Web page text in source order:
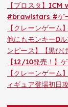
【ブロスタ】ICM
#brawlstars #ゲ
【クレーンゲー
他にもモンキーD
ンピース】【黒ひ
【12/10発売！】
【クレーンゲーム
ィギュア登場初日